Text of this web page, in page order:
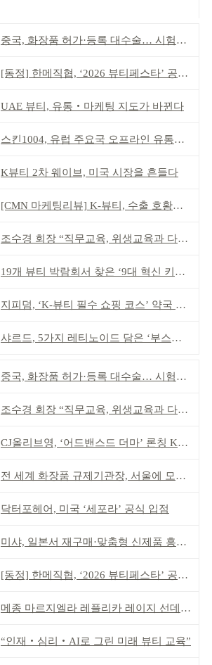
중국, 화장품 허가·등록 대수술… 시험자료 공용 허용
[동정] 한메직협, ‘2026 뷰티페스타’ 공동 주최
UAE 뷰티, 유통‧마케팅 지도가 바뀐다
스킨1004, 유럽 주요국 오프라인 유통망 확대
K뷰티 2차 웨이브, 미국 시장을 흔들다
[CMN 마케팅리뷰] K-뷰티, 수출 호황이 본격적인 외연 확장 견인
조수경 회장 “직무교육, 위생교육과 다르다”
19개 뷰티 박람회서 찾은 ‘9대 혁신 키워드’
지피덤, ‘K-뷰티 필수 쇼핑 코스’ 약국 공략
샤르드, 5가지 레티노이드 담은 ‘부스팅 세럼’ 출시
중국, 화장품 허가·등록 대수술… 시험자료 공용 허용
조수경 회장 “직무교육, 위생교육과 다르다”
CJ올리브영, ‘어드밴스드 더마’ 론칭 K더마 육성 박차
전 세계 화장품 규제기관장, 서울에 모인다
닥터포헤어, 미국 ‘세포라’ 공식 입점
미샤, 일본서 재구매·맞춤형 신제품 흥행 ‘쌍끌이’
[동정] 한메직협, ‘2026 뷰티페스타’ 공동 주최
메종 마르지엘라 레플리카 레이지 선데이 모닝 디퓨저
“인재‧심리‧AI로 그린 미래 뷰티 교육”